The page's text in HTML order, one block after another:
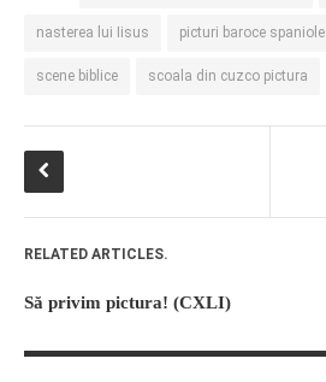
nasterea lui Iisus picturi baroce spaniole
scene biblice scoala din cuzco pictura
RELATED ARTICLES.
Să privim pictura! (CXLI)